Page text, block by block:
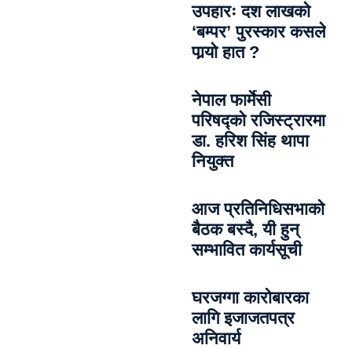
उपहारः दश लाखको
‘बम्पर’ पुरस्कार कसले
पार्‍याे हात ?
नेपाल फार्मेसी
परिषद्को रजिस्ट्रारमा
डा. हरिश सिंह थापा
नियुक्त
आज प्रतिनिधिसभाको
बैठक बस्दै, यी हुन्
सम्भावित कार्यसूची
घरजग्गा कारोबारका
लागि इजाजतपत्र
अनिवार्य